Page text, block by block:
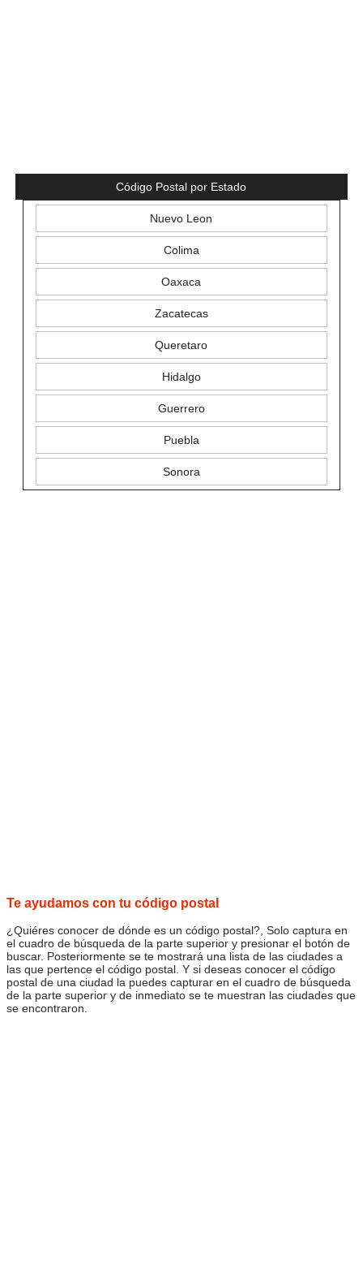
Código Postal por Estado
Nuevo Leon
Colima
Oaxaca
Zacatecas
Queretaro
Hidalgo
Guerrero
Puebla
Sonora
Te ayudamos con tu código postal
¿Quiéres conocer de dónde es un código postal?, Solo captura en
el cuadro de búsqueda de la parte superior y presionar el botón de
buscar. Posteriormente se te mostrará una lista de las ciudades a
las que pertence el código postal. Y si deseas conocer el código
postal de una ciudad la puedes capturar en el cuadro de búsqueda
de la parte superior y de inmediato se te muestran las ciudades que
se encontraron.